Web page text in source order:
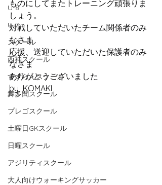
U-8
U-7
スクール
西神スクール
すずらんスクール
舞多聞スクール
プレゴスクール
土曜日GKスクール
日曜スクール
アジリティスクール
大人向けウォーキングサッカー
ものにしてまたトレーニング頑張りま
しょう。
対戦していただいたチーム関係者のみ
なさま
応援、送迎していただいた保護者のみ
なさま
ありがとうございました
by  KOMAKI